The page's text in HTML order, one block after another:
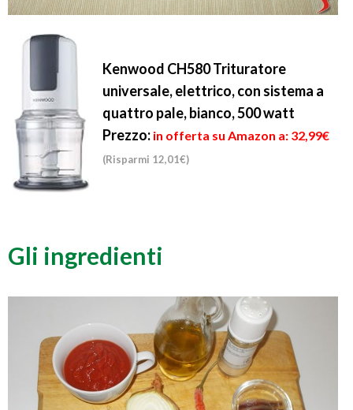
Kenwood CH580 Trituratore
universale, elettrico, con sistema a
quattro pale, bianco, 500 watt
Prezzo: in offerta su Amazon a: 32,99€
(Risparmi 12,01€)
Gli ingredienti